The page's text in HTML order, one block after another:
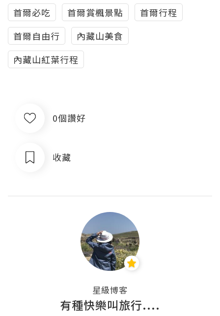
首爾必吃 首爾賞楓景點
首爾行程
首爾自由行
內藏山美食
內藏山紅葉行程
0個讚好
收藏
星級博客
有種快樂叫旅行....